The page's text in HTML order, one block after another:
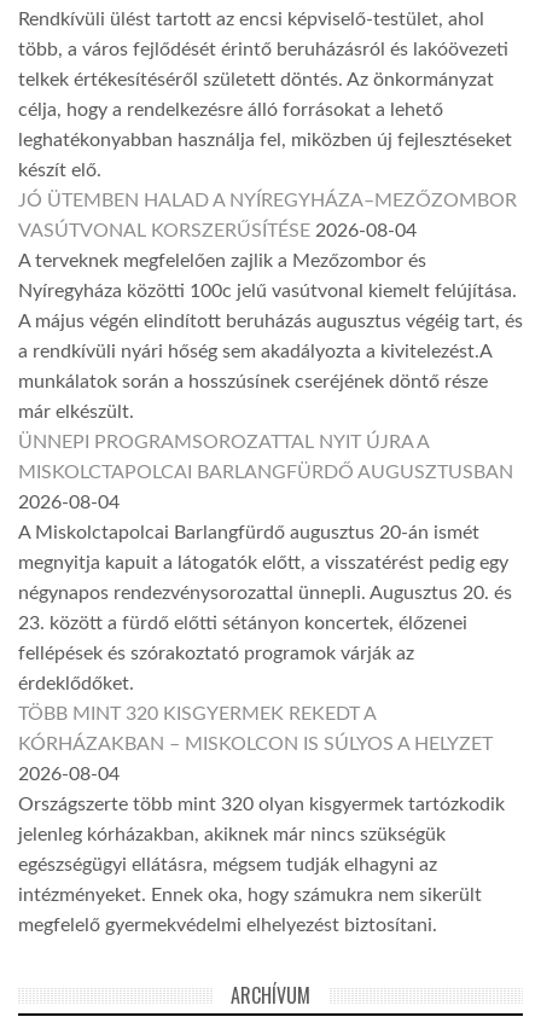
Rendkívüli ülést tartott az encsi képviselő-testület, ahol
több, a város fejlődését érintő beruházásról és lakóövezeti
telkek értékesítéséről született döntés. Az önkormányzat
célja, hogy a rendelkezésre álló forrásokat a lehető
leghatékonyabban használja fel, miközben új fejlesztéseket
készít elő.
JÓ ÜTEMBEN HALAD A NYÍREGYHÁZA–MEZŐZOMBOR
VASÚTVONAL KORSZERŰSÍTÉSE 2026-08-04
A terveknek megfelelően zajlik a Mezőzombor és
Nyíregyháza közötti 100c jelű vasútvonal kiemelt felújítása.
A május végén elindított beruházás augusztus végéig tart, és
a rendkívüli nyári hőség sem akadályozta a kivitelezést.A
munkálatok során a hosszúsínek cseréjének döntő része
már elkészült.
ÜNNEPI PROGRAMSOROZATTAL NYIT ÚJRA A
MISKOLCTAPOLCAI BARLANGFÜRDŐ AUGUSZTUSBAN
2026-08-04
A Miskolctapolcai Barlangfürdő augusztus 20-án ismét
megnyitja kapuit a látogatók előtt, a visszatérést pedig egy
négynapos rendezvénysorozattal ünnepli. Augusztus 20. és
23. között a fürdő előtti sétányon koncertek, élőzenei
fellépések és szórakoztató programok várják az
érdeklődőket.
TÖBB MINT 320 KISGYERMEK REKEDT A
KÓRHÁZAKBAN – MISKOLCON IS SÚLYOS A HELYZET
2026-08-04
Országszerte több mint 320 olyan kisgyermek tartózkodik
jelenleg kórházakban, akiknek már nincs szükségük
egészségügyi ellátásra, mégsem tudják elhagyni az
intézményeket. Ennek oka, hogy számukra nem sikerült
megfelelő gyermekvédelmi elhelyezést biztosítani.
ARCHÍVUM